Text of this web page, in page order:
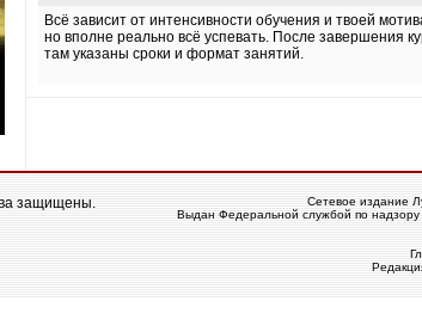
Всё зависит от интенсивности обучения и твоей
но вполне реально всё успевать. После завершения
там указаны сроки и формат занятий.
защищены.
Сетевое издание
Выдан Федеральной службой по